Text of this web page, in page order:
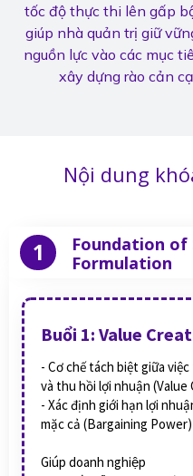
tốc độ thực thi lên gấp
giúp nhà quản trị giữ
nguồn lực vào các mục
xây dựng rào cản
Nội dung
Foundation
Formulation
1
Buổi 1: Value
- Cơ chế tách biệt giữa
và thu hồi lợi nhuận (Value
- Xác định giới hạn lợi
mặc cả (Bargaining
Giúp doanh nghiệp